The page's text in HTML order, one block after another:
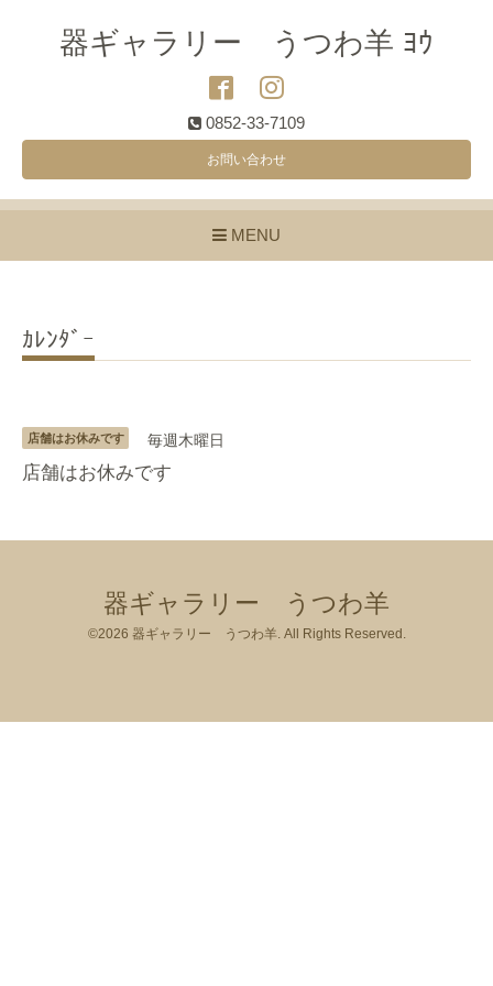
器ギャラリー うつわ羊 ﾖｳ
0852-33-7109
お問い合わせ
MENU
ｶﾚﾝﾀﾞｰ
店舗はお休みです 毎週木曜日
店舗はお休みです
器ギャラリー うつわ羊
©2026 器ギャラリー うつわ羊. All Rights Reserved.